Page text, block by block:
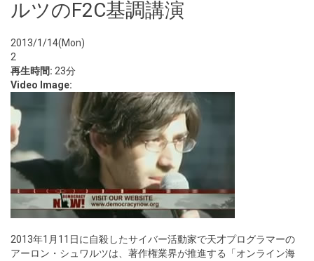
ルツのF2C基調講演
2013/1/14(Mon)
2
再生時間: 23分
Video Image:
2013年1月11日に自殺したサイバー活動家で天才プログラマーの
アーロン・シュワルツは、著作権業界が推進する「オンライン海